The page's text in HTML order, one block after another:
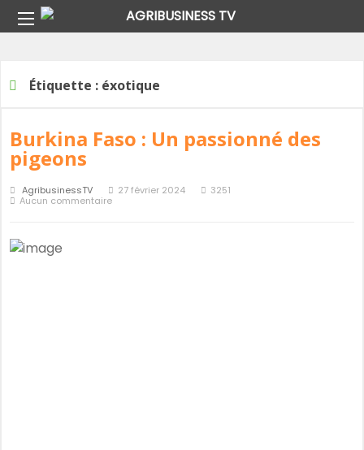
Étiquette :éxotique
Étiquette : éxotique
Burkina Faso : Un passionné des
pigeons
AgribusinessTV 27 février 2024
3251
Aucun commentaire